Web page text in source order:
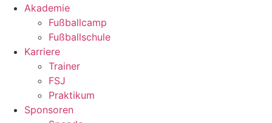
Akademie
Fußballcamp
Fußballschule
Karriere
Trainer
FSJ
Praktikum
Sponsoren